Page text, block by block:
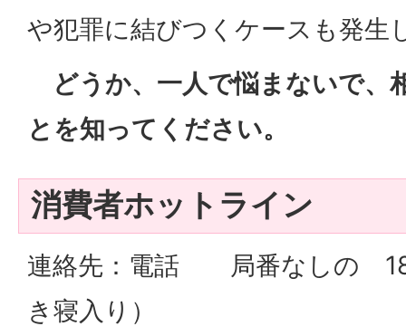
や犯罪に結びつくケースも発生
どうか、一人で悩まないで、
とを知ってください。
消費者ホットライン
連絡先：電話 局番なしの
き寝入り）